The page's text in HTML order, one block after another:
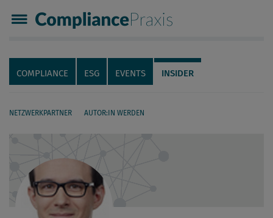
Compliance Praxis
Servicenavigation
Navigation
COMPLIANCE ESG EVENTS INSIDER
NETZWERKPARTNER AUTOR:IN WERDEN